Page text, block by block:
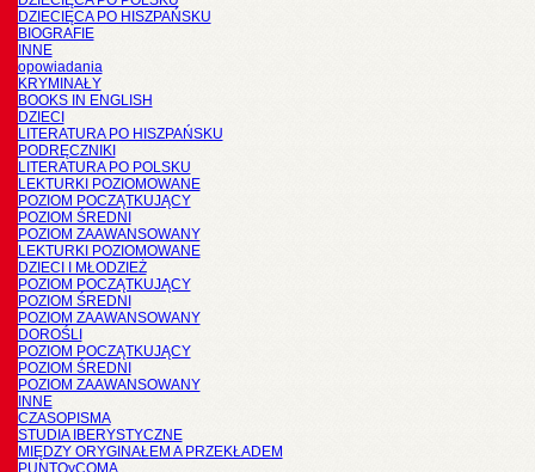
DZIECIĘCA PO HISZPAŃSKU
BIOGRAFIE
INNE
opowiadania
KRYMINAŁY
BOOKS IN ENGLISH
DZIECI
LITERATURA PO HISZPAŃSKU
PODRĘCZNIKI
LITERATURA PO POLSKU
LEKTURKI POZIOMOWANE
POZIOM POCZĄTKUJĄCY
POZIOM ŚREDNI
POZIOM ZAAWANSOWANY
LEKTURKI POZIOMOWANE
DZIECI I MŁODZIEŻ
POZIOM POCZĄTKUJĄCY
POZIOM ŚREDNI
POZIOM ZAAWANSOWANY
DOROŚLI
POZIOM POCZĄTKUJĄCY
POZIOM ŚREDNI
POZIOM ZAAWANSOWANY
INNE
CZASOPISMA
STUDIA IBERYSTYCZNE
MIĘDZY ORYGINAŁEM A PRZEKŁADEM
PUNTOyCOMA